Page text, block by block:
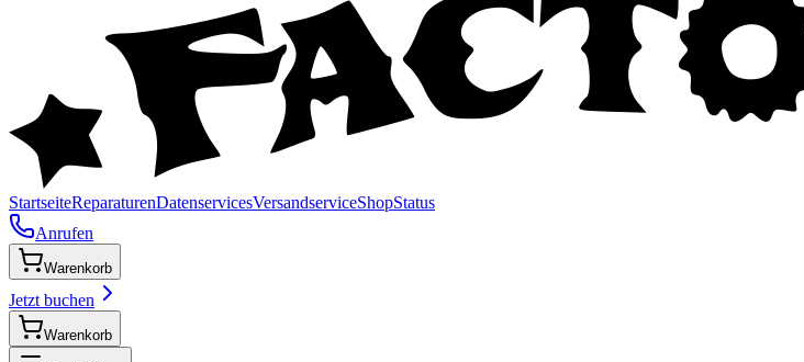
StartseiteReparaturenDatenservicesVersandserviceShopStatus
Anrufen
Warenkorb
Jetzt buchen
Warenkorb